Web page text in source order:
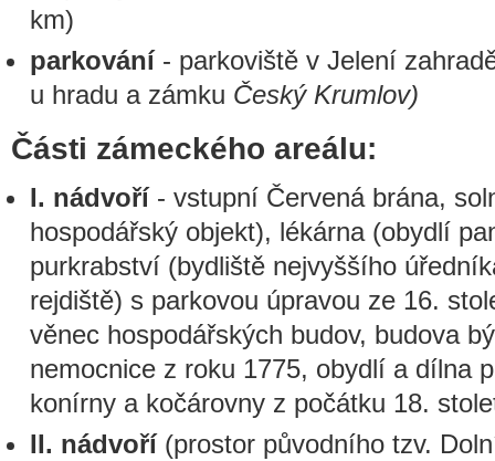
km)
parkování- parkoviště v Jelení
u hradu a zámku Český Krumlov)
Části zámeckého areálu:
I. nádvoří- vstupní Červená brána,
hospodářský objekt), lékárna (obydlí
purkrabství (bydliště nejvyššího
rejdiště) s parkovou úpravou ze 16.
věnec hospodářských budov, budova
nemocnice z roku 1775, obydlí a dílna
konírny a kočárovny z počátku 18.
II. nádvoří(prostor původního tzv.